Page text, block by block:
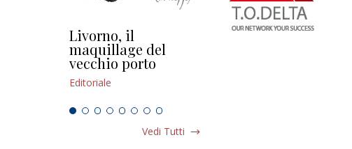
Livorno, il
maquillage del
vecchio porto
Editoriale
L’uscita di scena di
Vedi Tutti